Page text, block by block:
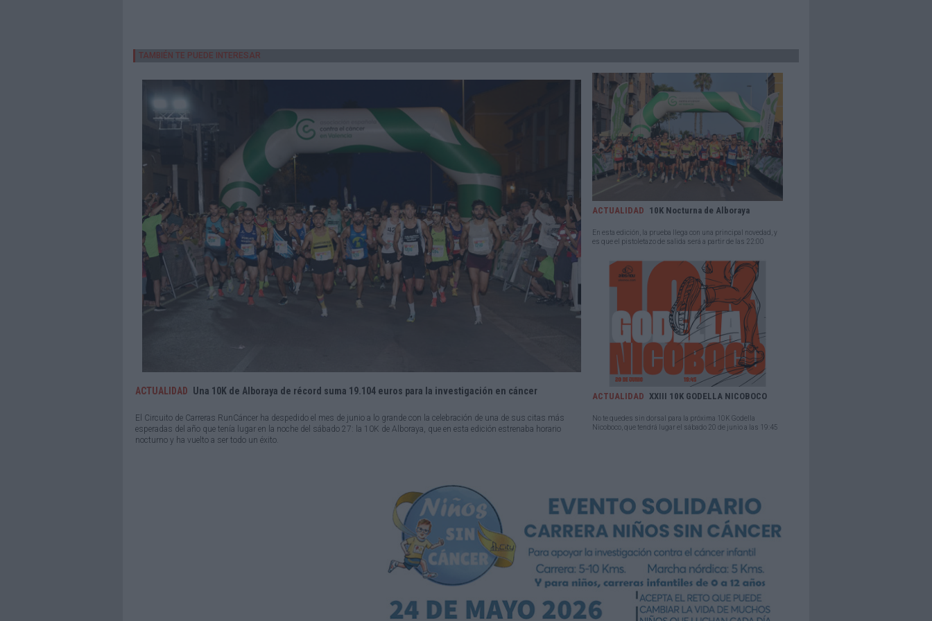
TAMBIÉN TE PUEDE INTERESAR
ACTUALIDAD Una 10K de Alboraya de récord suma 19.104 euros para la investigación en cáncer
El Circuito de Carreras RunCáncer ha despedido el mes de junio a lo grande con la celebración de una de sus citas más
esperadas del año que tenía lugar en la noche del sábado 27: la 10K de Alboraya, que en esta edición estrenaba horario
nocturno y ha vuelto a ser todo un éxito.
ACTUALIDAD 10K Nocturna de Alboraya
En esta edición, la prueba llega con una principal novedad, y
es que el pistoletazo de salida será a partir de las 22:00
ACTUALIDAD XXIII 10K GODELLA NICOBOCO
No te quedes sin dorsal para la próxima 10K Godella
Nicoboco, que tendrá lugar el sábado 20 de junio a las 19:45